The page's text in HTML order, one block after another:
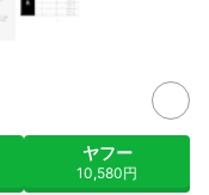
ヤフー
10,580円